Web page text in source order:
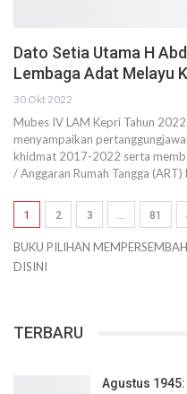
Dato Setia Utama H
Lembaga Adat Melayu
30 Okt 2022
Mubes IV LAM Kepri Tahun
menyampaikan
khidmat 2017-2022 serta
/ Anggaran Rumah Tangga (ART)
1 2 3 … 81
BUKU PILIHAN
DISINI
TERBARU
Agustus